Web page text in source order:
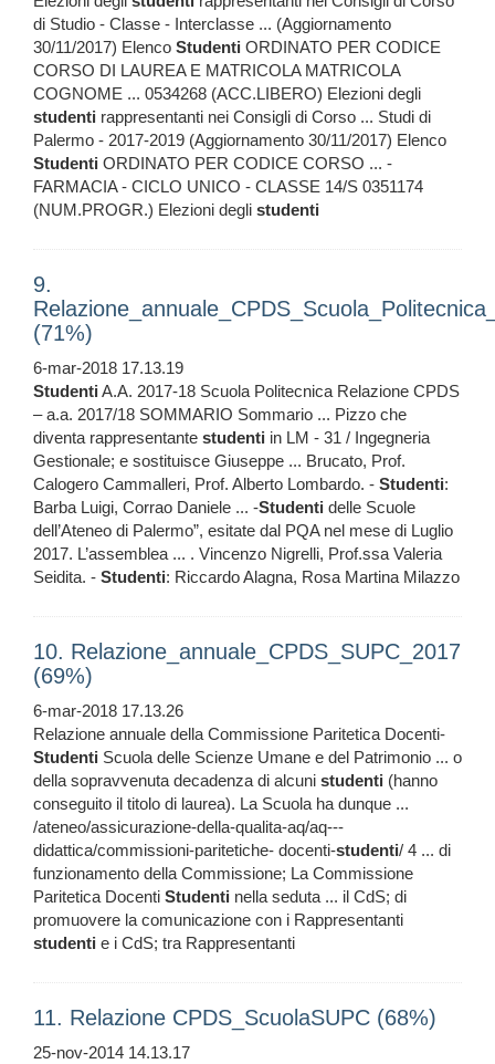
di Studio - Classe - Interclasse ... (Aggiornamento
30/11/2017) Elenco Studenti ORDINATO PER CODICE
CORSO DI LAUREA E MATRICOLA MATRICOLA
COGNOME ... 0534268 (ACC.LIBERO) Elezioni degli
studenti rappresentanti nei Consigli di Corso ... Studi di
Palermo - 2017-2019 (Aggiornamento 30/11/2017) Elenco
Studenti ORDINATO PER CODICE CORSO ... -
FARMACIA - CICLO UNICO - CLASSE 14/S 0351174
(NUM.PROGR.) Elezioni degli studenti
9.
(71%)
6-mar-2018 17.13.19
Studenti A.A. 2017-18 Scuola Politecnica Relazione CPDS
– a.a. 2017/18 SOMMARIO Sommario ... Pizzo che
diventa rappresentante studenti in LM - 31 / Ingegneria
Gestionale; e sostituisce Giuseppe ... Brucato, Prof.
Calogero Cammalleri, Prof. Alberto Lombardo. - Studenti:
Barba Luigi, Corrao Daniele ... -Studenti delle Scuole
dell’Ateneo di Palermo”, esitate dal PQA nel mese di Luglio
2017. L’assemblea ... . Vincenzo Nigrelli, Prof.ssa Valeria
Seidita. - Studenti: Riccardo Alagna, Rosa Martina Milazzo
10. Relazione_annuale_CPDS_SUPC_2017
(69%)
6-mar-2018 17.13.26
Relazione annuale della Commissione Paritetica Docenti-
Studenti Scuola delle Scienze Umane e del Patrimonio ... o
della sopravvenuta decadenza di alcuni studenti (hanno
conseguito il titolo di laurea). La Scuola ha dunque ...
/ateneo/assicurazione-della-qualita-aq/aq---
didattica/commissioni-paritetiche- docenti-studenti/ 4 ... di
funzionamento della Commissione; La Commissione
Paritetica Docenti Studenti nella seduta ... il CdS; di
promuovere la comunicazione con i Rappresentanti
studenti e i CdS; tra Rappresentanti
11. Relazione CPDS_ScuolaSUPC (68%)
25-nov-2014 14.13.17